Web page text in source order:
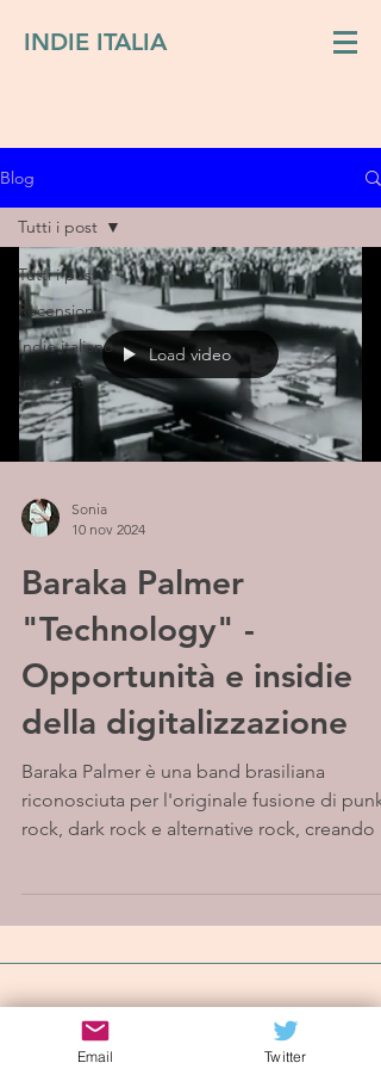
INDIE ITALIA
Blog
Tutti i post
Recensioni
Indie italiano
Interviste
Tutti i post
Load video
Sonia
10 nov 2024
Baraka Palmer
"Technology" -
Opportunità e insidie
della digitalizzazione
Baraka Palmer è una band brasiliana
riconosciuta per l'originale fusione di punk
rock, dark rock e alternative rock, creando
Iscriviti alla mailing list
Email Twitter